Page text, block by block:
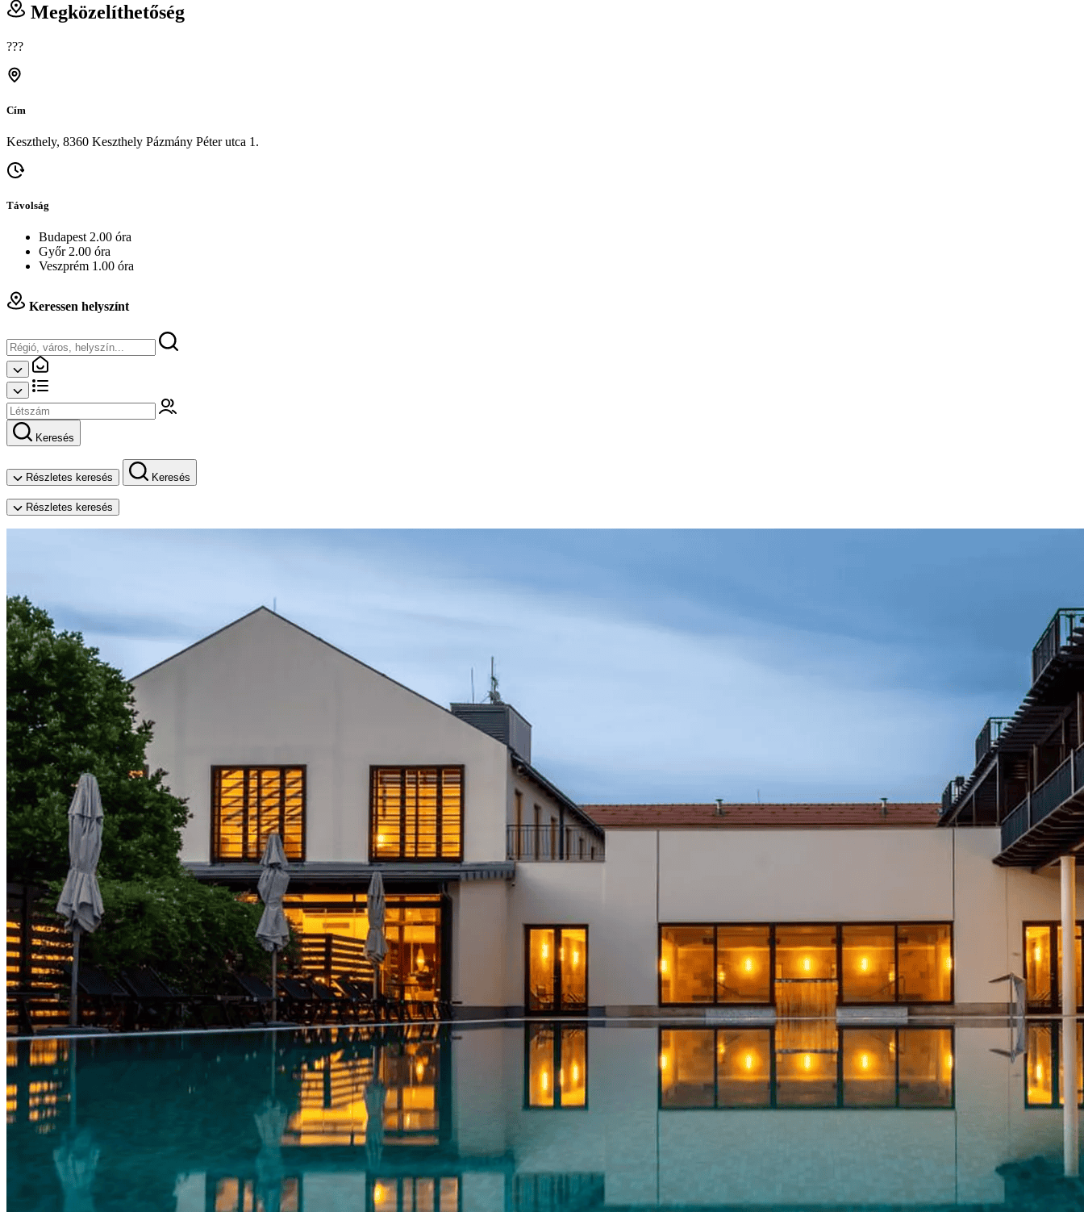
Megközelíthetőség
???
Cím
Keszthely, 8360 Keszthely Pázmány Péter utca 1.
Távolság
Budapest 2.00 óra
Győr 2.00 óra
Veszprém 1.00 óra
Keressen helyszínt
Keresés
Részletes keresés Keresés
Részletes keresés